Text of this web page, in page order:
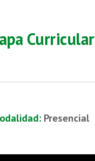
Curricular
Presencial